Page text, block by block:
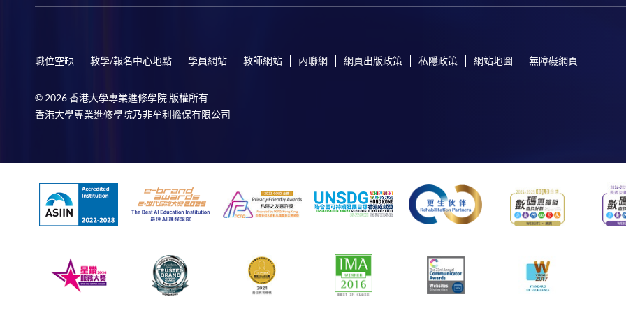
職位空缺 教學/報名中心地點 學員網站 教師網站 內聯網 網頁出版政策 私隱政策 網站地圖 無障礙網頁
© 2026 香港大學專業進修學院 版權所有
香港大學專業進修學院乃非牟利擔保有限公司